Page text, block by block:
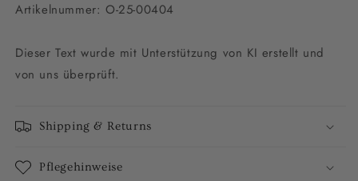
Artikelnummer: O-25-00404
Dieser Text wurde mit Unterstützung von KI erstellt und
von uns überprüft.
Shipping & Returns
Pflegehinweise